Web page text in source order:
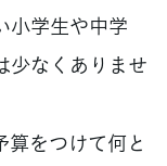
小学生や中学
少なくありませ
をつけて何と